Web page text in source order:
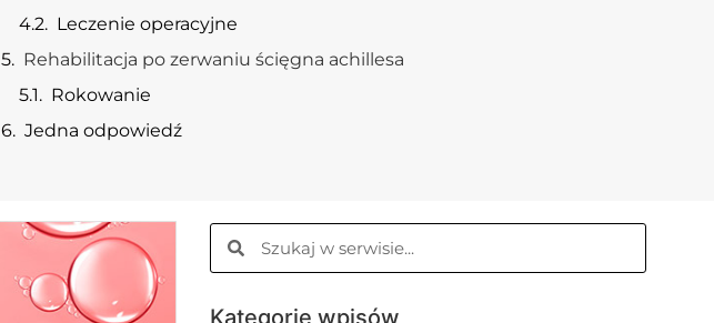
Leczenie operacyjne
Rehabilitacja po zerwaniu ścięgna achillesa
Rokowanie
Jedna odpowiedź
Kategorie wpisów